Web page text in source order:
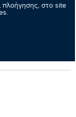
πλοήγησης, στο site